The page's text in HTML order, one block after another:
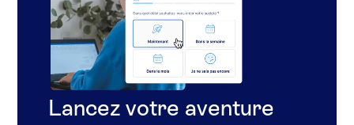
Lancez votre aventure